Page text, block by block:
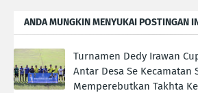
ANDA MUNGKIN MENYUKAI POSTINGAN
Turnamen Dedy Irawan
Antar Desa Se Kecamatan
Memperebutkan Takhta